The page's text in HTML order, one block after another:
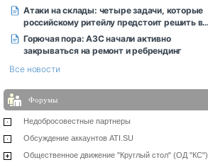
Форумы
Недобросовестные партнеры
Обсуждение аккаунтов ATI.SU
Общественное движение "Круглый стол" (ОД "КС")